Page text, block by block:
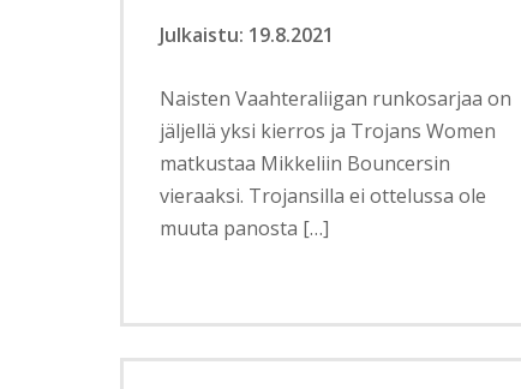
Julkaistu: 19.8.2021
Naisten Vaahteraliigan runkosarjaa on
jäljellä yksi kierros ja Trojans Women
matkustaa Mikkeliin Bouncersin
vieraaksi. Trojansilla ei ottelussa ole
muuta panosta […]